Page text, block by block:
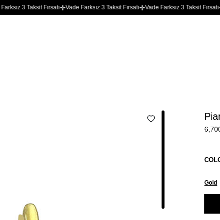
3 Taksit Fırsatı Vade Farksız 3 Taksit Fırsatı Vade Farksız 3 Taksit Fırsatı
Gold